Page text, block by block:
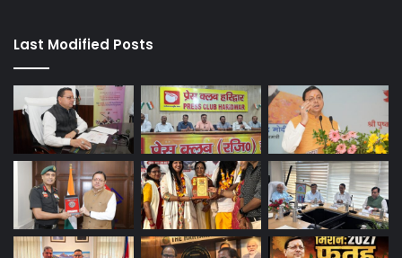
Last Modified Posts